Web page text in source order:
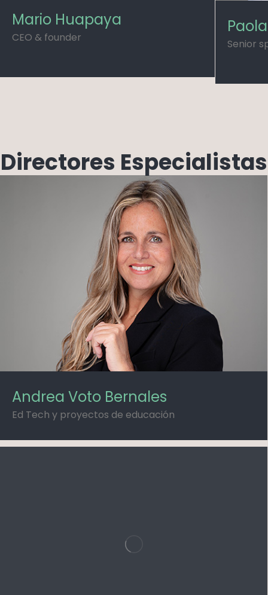
Mario Huapaya
CEO & founder
Senior
Directores Especialistas
Andrea Voto Bernales
Ed Tech y proyectos de educación